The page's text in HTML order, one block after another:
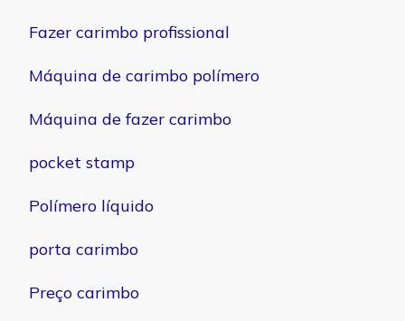
Fazer carimbo profissional
Máquina de carimbo polímero
Máquina de fazer carimbo
pocket stamp
Polímero líquido
porta carimbo
Preço carimbo